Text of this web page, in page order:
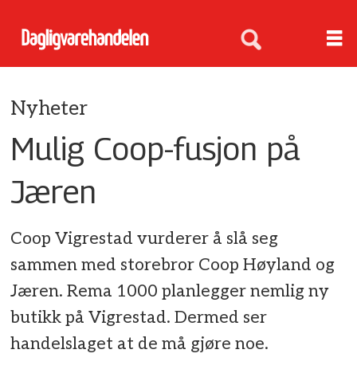
Nyheter
Mulig Coop-fusjon på
Jæren
Coop Vigrestad vurderer å slå seg
sammen med storebror Coop Høyland og
Jæren. Rema 1000 planlegger nemlig ny
butikk på Vigrestad. Dermed ser
handelslaget at de må gjøre noe.